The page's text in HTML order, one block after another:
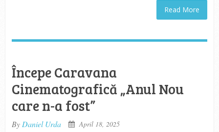
Read More
Începe Caravana
Cinematografică „Anul Nou
care n-a fost”
By Daniel Urda
April 18, 2025